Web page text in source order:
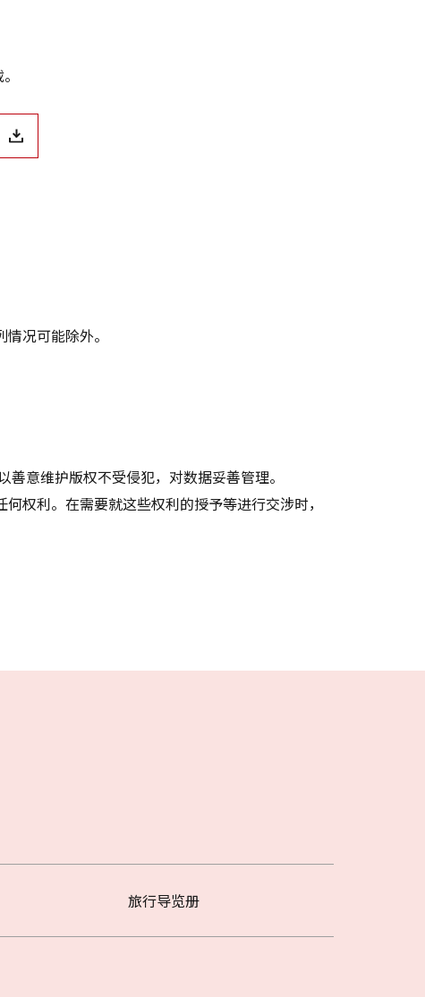
况可能除外。
意维护版权不受侵犯，对数据妥善管理。
权利。在需要就这些权利的授予等进行交涉时，
旅行导览册